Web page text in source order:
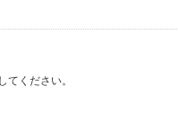
ください。